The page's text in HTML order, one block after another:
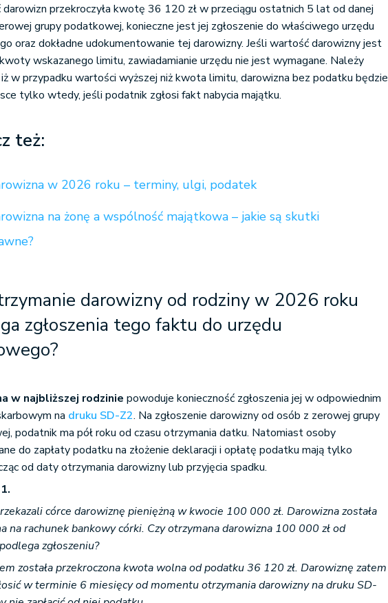
przekroczyła kwotę 36 120 zł w przeciągu ostatnich 5 lat od danej
grupy podatkowej, konieczne jest jej zgłoszenie do właściwego urzędu
oraz dokładne udokumentowanie tej darowizny. Jeśli wartość darowizny jest
wskazanego limitu, zawiadamianie urzędu nie jest wymagane. Należy
w przypadku wartości wyższej niż kwota limitu, darowizna bez podatku będzie
tylko wtedy, jeśli podatnik zgłosi fakt nabycia majątku.
też:
w 2026 roku – terminy, ulgi, podatek
na żonę a wspólność majątkowa – jakie są skutki
darowizny od rodziny w 2026 roku
zgłoszenia tego faktu do urzędu
w najbliższej rodzinie powoduje konieczność zgłoszenia jej w odpowiednim
na druku SD-Z2. Na zgłoszenie darowizny od osób z zerowej grupy
podatnik ma pół roku od czasu otrzymania datku. Natomiast osoby
do zapłaty podatku na złożenie deklaracji i opłatę podatku mają tylko
od daty otrzymania darowizny lub przyjęcia spadku.
córce darowiznę pieniężną w kwocie 100 000 zł. Darowizna została
na rachunek bankowy córki. Czy otrzymana darowizna 100 000 zł od
zgłoszeniu?
została przekroczona kwota wolna od podatku 36 120 zł. Darowiznę zatem
w terminie 6 miesięcy od momentu otrzymania darowizny na druku SD-